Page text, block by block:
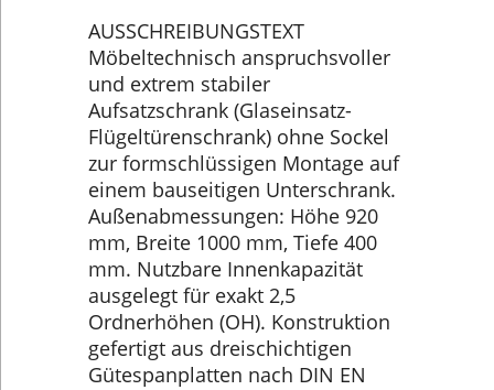
AUSSCHREIBUNGSTEXT
Möbeltechnisch anspruchsvoller
und extrem stabiler
Aufsatzschrank (Glaseinsatz-
Flügeltürenschrank) ohne Sockel
zur formschlüssigen Montage auf
einem bauseitigen Unterschrank.
Außenabmessungen: Höhe 920
mm, Breite 1000 mm, Tiefe 400
mm. Nutzbare Innenkapazität
ausgelegt für exakt 2,5
Ordnerhöhen (OH). Konstruktion
gefertigt aus dreischichtigen
Gütespanplatten nach DIN EN